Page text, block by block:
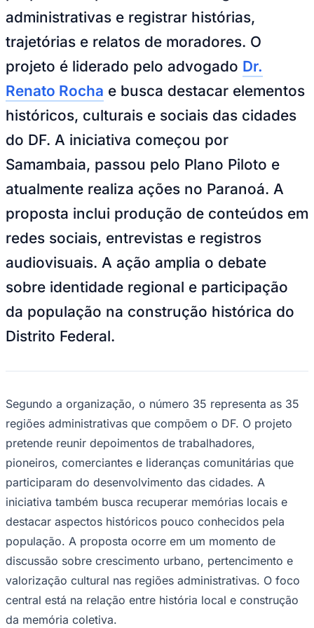
NFL
UFC
MLB
Atletismo
NBB
Competições de Futebol
Brasileirão Série A
Paulistão
Libertadores
Sul-Americana
Copa América
Champions League
Premier League
La Liga
Bundesliga
Mundial 2026
Times - Ir direto
administrativas e registrar histórias,
trajetórias e relatos de moradores. O
projeto é liderado pelo advogado Dr.
Renato Rocha e busca destacar elementos
históricos, culturais e sociais das cidades
do DF. A iniciativa começou por
Samambaia, passou pelo Plano Piloto e
atualmente realiza ações no Paranoá. A
proposta inclui produção de conteúdos em
redes sociais, entrevistas e registros
audiovisuais. A ação amplia o debate
sobre identidade regional e participação
da população na construção histórica do
Distrito Federal.
Segundo a organização, o número 35 representa as 35
regiões administrativas que compõem o DF. O projeto
pretende reunir depoimentos de trabalhadores,
pioneiros, comerciantes e lideranças comunitárias que
participaram do desenvolvimento das cidades. A
iniciativa também busca recuperar memórias locais e
destacar aspectos históricos pouco conhecidos pela
população. A proposta ocorre em um momento de
discussão sobre crescimento urbano, pertencimento e
valorização cultural nas regiões administrativas. O foco
central está na relação entre história local e construção
da memória coletiva.